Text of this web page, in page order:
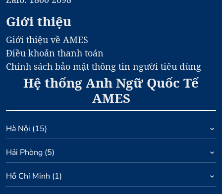
Giới thiệu
Giới thiệu về AMES
Điều khoản thanh toán
Chính sách bảo mật thông tin người tiêu dùng
Hệ thống Anh Ngữ Quốc Tế
AMES
Hà Nội (15)
Hải Phòng (5)
Hồ Chí Minh (1)